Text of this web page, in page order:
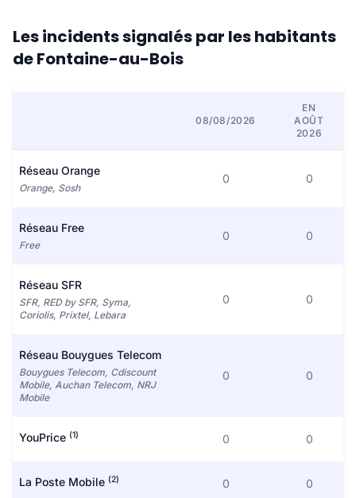
Les incidents signalés par les habitants
de Fontaine-au-Bois
08/08/2026
EN
AOÛT
2026
Réseau Orange
Orange, Sosh
0 0
Réseau Free
Free
0 0
Réseau SFR
SFR, RED by SFR, Syma,
Coriolis, Prixtel, Lebara
0 0
Réseau Bouygues Telecom
Bouygues Telecom, Cdiscount
Mobile, Auchan Telecom, NRJ
Mobile
0 0
YouPrice (1) 0 0
La Poste Mobile (2) 0 0